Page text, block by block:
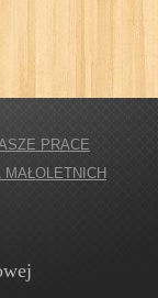
PRACE
MAŁOLETNICH